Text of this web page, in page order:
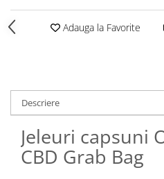
Adauga la Favorite
Descriere
Jeleuri capsuni
CBD Grab Bag